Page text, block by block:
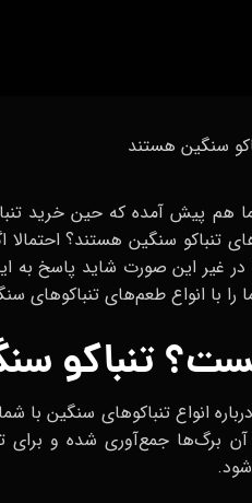
هم پیش آمده که حین خرید
تنباکو سنگین هستند؟ احتمالا
غیر این صورت شاید پاسخ به
را با انواع طعم‌های تنباکوهای
تنباکو
انواع تنباکوهای سنگین با
برگ‌ها جمع‌آوری شده و برای